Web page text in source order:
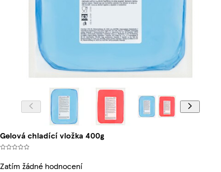
Gelová chladící vložka 400g
Zatím žádné hodnocení